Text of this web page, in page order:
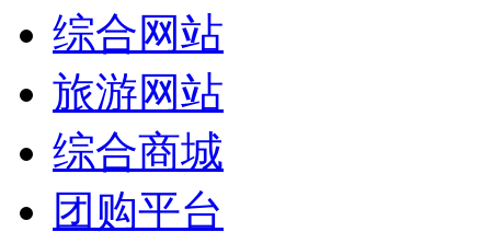
综合网站
旅游网站
综合商城
团购平台